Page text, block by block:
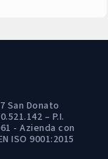
San Donato
– P.I.
- Azienda con
ISO 9001:2015